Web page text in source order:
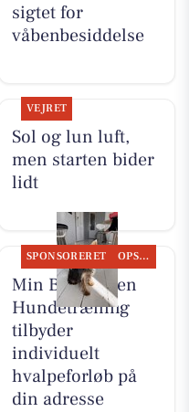
sigtet for
våbenbesiddelse
VEJRET
Sol og lun luft,
men starten bider
lidt
SPONSORERET OPSLAGSTAVLEN
Min Bedste Ven
Hundetræning
tilbyder
individuelt
hvalpeforløb på
din adresse